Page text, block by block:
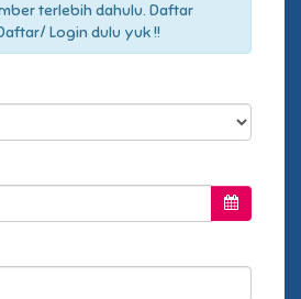
terlebih dahulu. Daftar
Login dulu yuk !!